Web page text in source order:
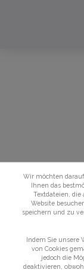
Wir möchten
Ihnen das
Textdateien, die
Website
speichern und zu
Indem Sie unsere
von Cookies
jedoch die
deaktivieren,